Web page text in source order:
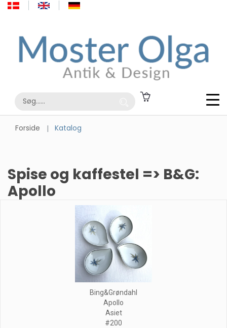
Forside Katalog
Spise og kaffestel => B&G:
Apollo
Bing&Grøndahl
Apollo
Asiet
#200